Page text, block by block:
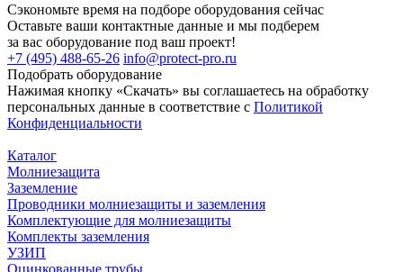
Сэкономьте время на подборе оборудования сейчас
Оставьте ваши контактные данные и мы подберем
за вас оборудование под ваш проект!
+7 (495) 488-65-26 info@protect-pro.ru
Подобрать оборудование
Нажимая кнопку «Скачать» вы соглашаетесь на обработку
персональных данные в соответствие с Политикой
Конфиденциальности
Каталог
Молниезащита
Заземление
Проводники молниезащиты и заземления
Комплектующие для молниезащиты
Комплекты заземления
УЗИП
Оцинкованные трубы